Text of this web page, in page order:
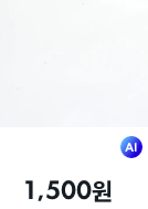
1,500원